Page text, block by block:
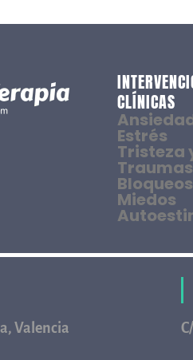
CLÍNICAS
Estrés
Tristeza
Traumas
Bloqueos
Miedos
Valencia